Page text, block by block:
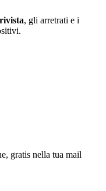
, gli arretrati e i
gratis nella tua mail